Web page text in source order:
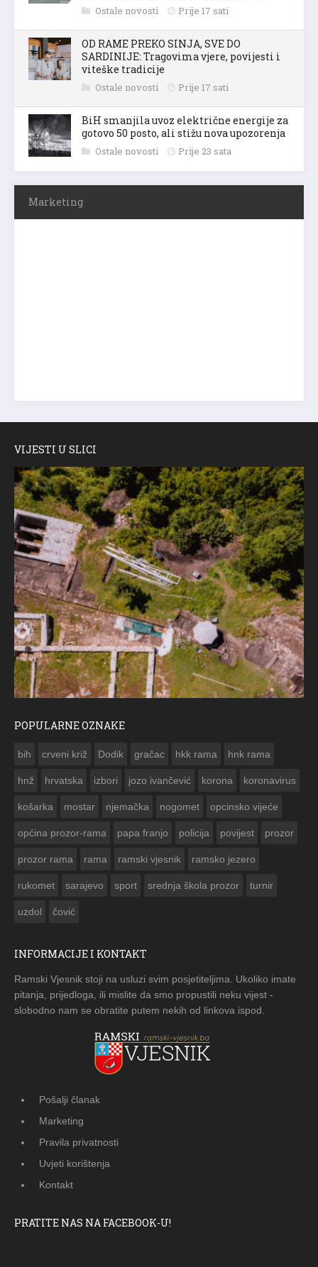
Ostale novosti Prije 17 sati
OD RAME PREKO SINJA, SVE DO
SARDINIJE: Tragovima vjere, povijesti i
viteške tradicije
Ostale novosti Prije 17 sati
BiH smanjila uvoz električne energije za
gotovo 50 posto, ali stižu nova upozorenja
Ostale novosti Prije 23 sata
Marketing
VIJESTI U SLICI
POPULARNE OZNAKE
bih crveni križ Dodik gračac hkk rama hnk rama
hnž hrvatska izbori jozo ivančević korona koronavirus
košarka mostar njemačka nogomet opcinsko vijeće
općina prozor-rama papa franjo policija povijest prozor
prozor rama rama ramski vjesnik ramsko jezero
rukomet sarajevo sport srednja škola prozor turnir
uzdol čović
INFORMACIJE I KONTAKT
Ramski Vjesnik stoji na usluzi svim posjetiteljima. Ukoliko imate
pitanja, prijedloga, ili mislite da smo propustili neku vijest -
slobodno nam se obratite putem nekih od linkova ispod.
Pošalji članak
Marketing
Pravila privatnosti
Uvjeti korištenja
Kontakt
PRATITE NAS NA FACEBOOK-U!